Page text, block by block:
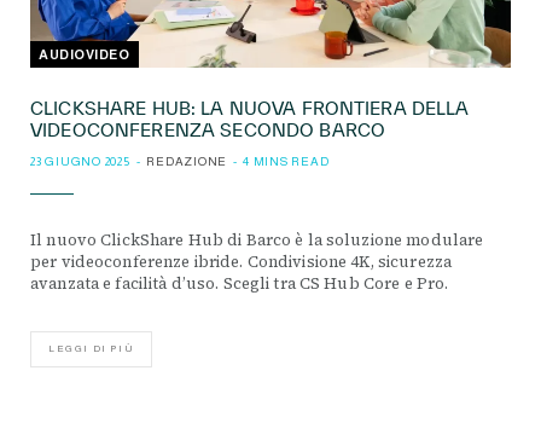
AUDIOVIDEO
CLICKSHARE HUB: LA NUOVA FRONTIERA DELLA
VIDEOCONFERENZA SECONDO BARCO
23 GIUGNO 2025 REDAZIONE 4 MINS READ
Il nuovo ClickShare Hub di Barco è la soluzione modulare
per videoconferenze ibride. Condivisione 4K, sicurezza
avanzata e facilità d’uso. Scegli tra CS Hub Core e Pro.
LEGGI DI PIÙ